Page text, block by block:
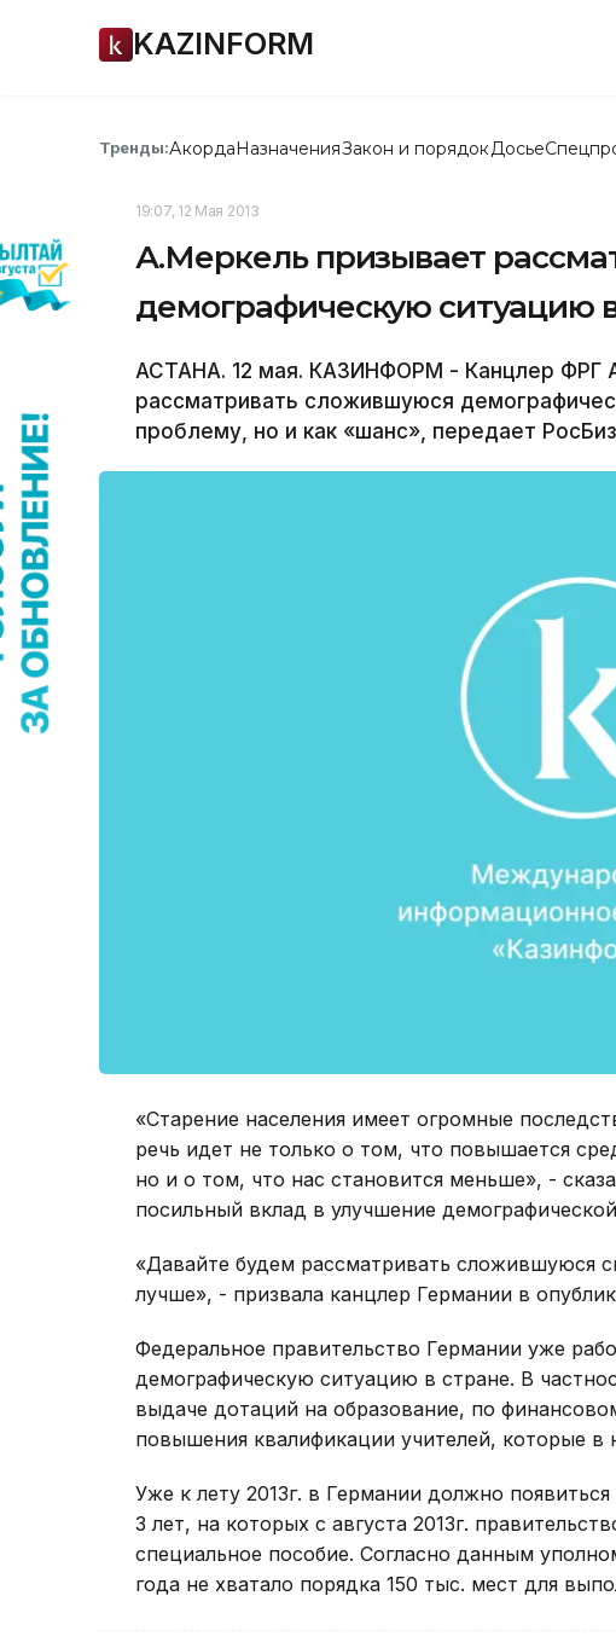
KAZINFORM
Тренды:АкордаНазначенияЗакон и порядок Досье
19:07, 12 Мая 2013
А.Меркель призывает
демографическую ситуацию
АСТАНА. 12 мая. КАЗИНФОРМ - Канцлер ФРГ
рассматривать сложившуюся
проблему, но и как «шанс», передает
«Старение населения имеет огромные
речь идет не только о том, что повышается
но и о том, что нас становится меньше», -
посильный вклад в улучшение
«Давайте будем рассматривать сложившуюся
лучше», - призвала канцлер Германии в
Федеральное правительство Германии уже
демографическую ситуацию в стране. В
выдаче дотаций на образование, по
повышения квалификации учителей, которые
Уже к лету 2013г. в Германии должно
3 лет, на которых с августа 2013г.
специальное пособие. Согласно данным
года не хватало порядка 150 тыс. мест для